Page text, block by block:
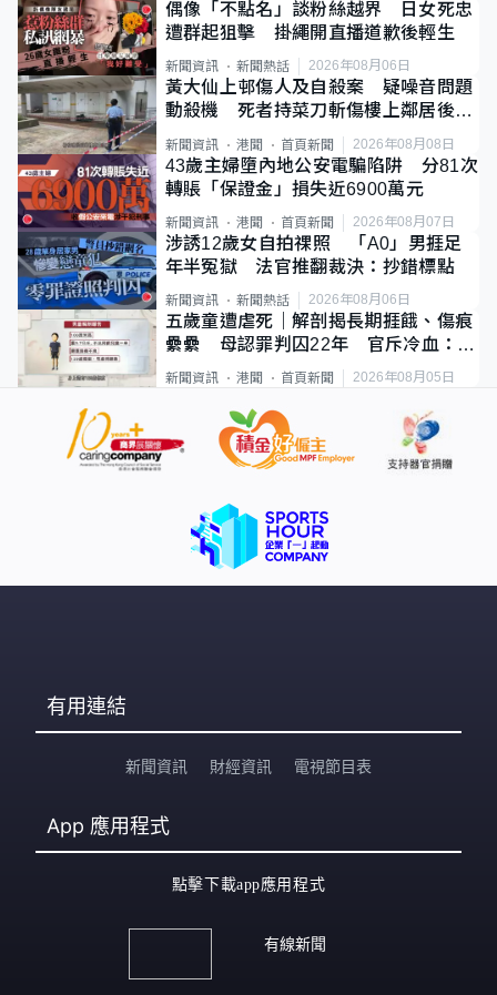
偶像「不點名」談粉絲越界 日女死忠
遭群起狙擊 掛繩開直播道歉後輕生
新聞資訊 新聞熱話 2026年08月06日
黃大仙上邨傷人及自殺案 疑噪音問題
動殺機 死者持菜刀斬傷樓上鄰居後墮
新聞資訊 港聞 首頁新聞 2026年08月08日
43歲主婦墮內地公安電騙陷阱 分81次
轉賬「保證金」損失近6900萬元
新聞資訊 港聞 首頁新聞 2026年08月07日
涉誘12歲女自拍祼照 「A0」男捱足
年半冤獄 法官推翻裁決：抄錯標點
新聞資訊 新聞熱話 2026年08月06日
五歲童遭虐死｜解剖揭長期捱餓、傷痕
纍纍 母認罪判囚22年 官斥冷血：同
類案最惡劣
新聞資訊 港聞 首頁新聞 2026年08月05日
有用連結
新聞資訊 財經資訊 電視節目表
App 應用程式
點擊下載app應用程式
有線新聞